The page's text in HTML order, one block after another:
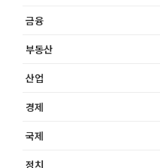
금융
부동산
산업
경제
국제
정치